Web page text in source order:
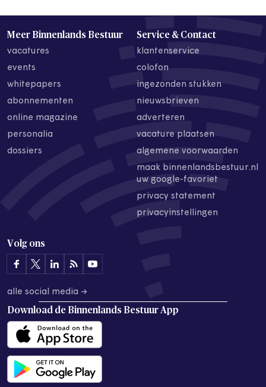
Meer Binnenlands Bestuur
vacatures
events
whitepapers
abonnementen
online magazine
personalia
dossiers
Service & Contact
klantenservice
colofon
ingezonden stukken
nieuwsbrieven
adverteren
vacature plaatsen
algemene voorwaarden
maak binnenlandsbestuur.nl
uw google-favoriet
privacy statement
privacyinstellingen
Volg ons
alle social media →
Download de Binnenlands Bestuur App